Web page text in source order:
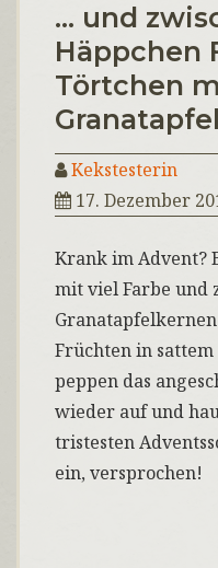
… und
Häppchen
Törtchen
Kekstesterin
17. Dezember
Krank im Advent?
mit viel Farbe und
Früchten in sattem
peppen das
wieder auf und
tristesten
ein, versprochen!